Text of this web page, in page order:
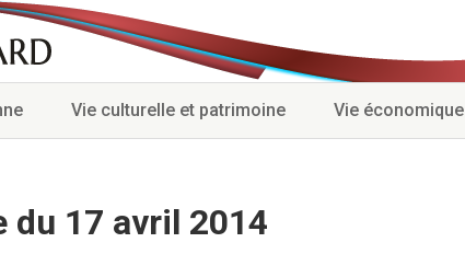
Vie culturelle et patrimoine Vie économique
17 avril 2014